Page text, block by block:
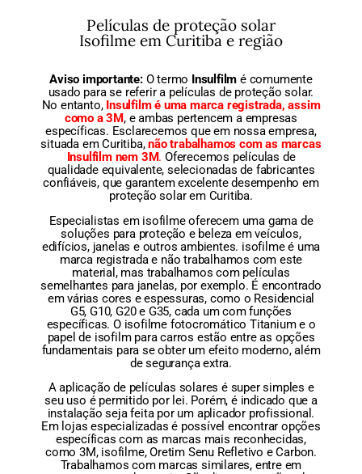
Películas de proteção solar
Isofilme em Curitiba e região
Aviso importante:O termo Insulfilm é comumente
usado para se referir a películas de proteção solar.
No entanto, Insulfilm é uma marca registrada, assim
como a 3M, e ambas pertencem a empresas
específicas. Esclarecemos que em nossa empresa,
situada em Curitiba,não trabalhamos com as marcas
Insulfilm nem 3M. Oferecemos películas de
qualidade equivalente, selecionadas de fabricantes
confiáveis, que garantem excelente desempenho em
proteção solar em Curitiba.
Especialistas em isofilme oferecem uma gama de
soluções para proteção e beleza em veículos,
edifícios, janelas e outros ambientes. isofilme é uma
marca registrada e não trabalhamos com este
material, mas trabalhamos com películas
semelhantes para janelas, por exemplo. É encontrado
em várias cores e espessuras, como o Residencial
G5, G10, G20 e G35, cada um com funções
específicas. O isofilme fotocromático Titanium e o
papel de isofilm para carros estão entre as opções
fundamentais para se obter um efeito moderno, além
de segurança extra.
A aplicação de películas solares é super simples e
seu uso é permitido por lei. Porém, é indicado que a
instalação seja feita por um aplicador profissional.
Em lojas especializadas é possível encontrar opções
específicas com as marcas mais reconhecidas,
como 3M, isofilme, Oretim Senu Refletivo e Carbon.
Trabalhamos com marcas similares, entre em